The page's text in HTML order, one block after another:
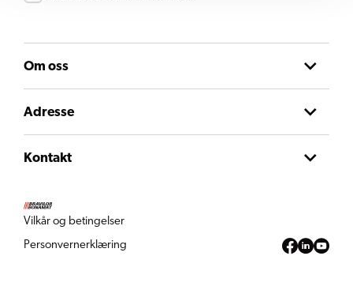
Om oss
Adresse
Kontakt
Vilkår og betingelser
Personvernerklæring